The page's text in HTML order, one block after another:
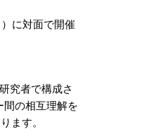
に対面で開催
究者で構成さ
間の相互理解を
ます。